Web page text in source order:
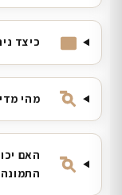
כיצד
מהי
האם